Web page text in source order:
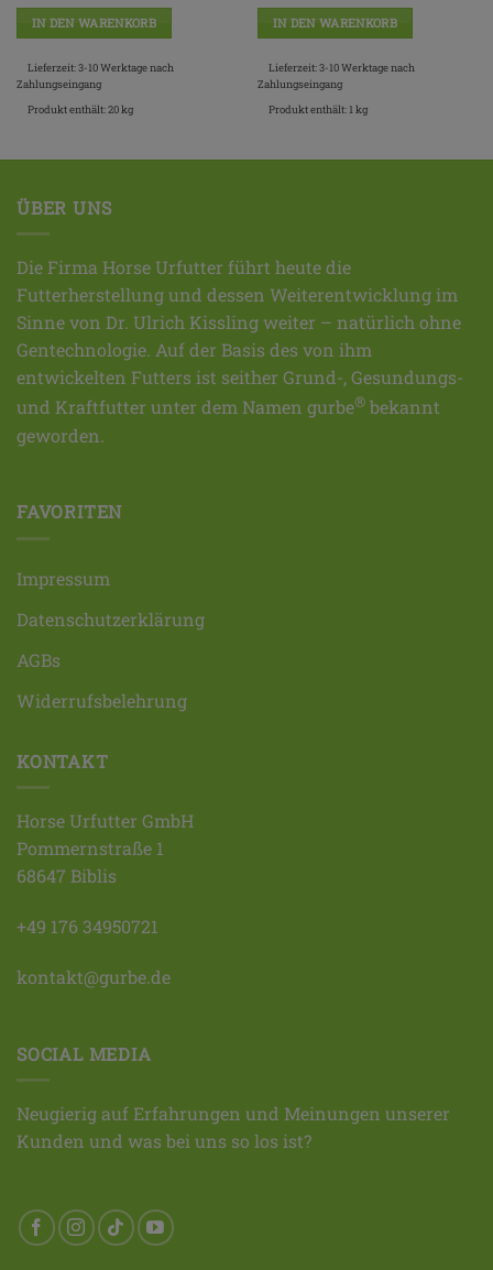
IN DEN WARENKORB
Lieferzeit:3-10 Werktage nach
Zahlungseingang
Produkt enthält: 20kg
IN DEN WARENKORB
Lieferzeit:3-10 Werktage nach
Zahlungseingang
Produkt enthält: 1kg
ÜBER UNS
Die Firma Horse Urfutter führt heute die
Futterherstellung und dessen Weiterentwicklung im
Sinne von Dr. Ulrich Kissling weiter – natürlich ohne
Gentechnologie. Auf der Basis des von ihm
entwickelten Futters ist seither Grund-, Gesundungs-
und Kraftfutter unter dem Namen gurbe® bekannt
geworden.
FAVORITEN
Impressum
Datenschutzerklärung
AGBs
Widerrufsbelehrung
KONTAKT
Horse Urfutter GmbH
Pommernstraße 1
68647 Biblis
+49 176 34950721
kontakt@gurbe.de
SOCIAL MEDIA
Neugierig auf Erfahrungen und Meinungen unserer
Kunden und was bei uns so los ist?